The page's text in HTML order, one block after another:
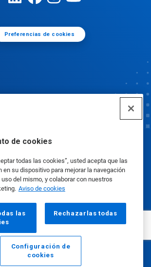
de cookies
todas las cookies”, usted acepta que las
en su dispositivo para mejorar la navegación
del mismo, y colaborar con nuestros
Aviso de cookies
las
Rechazarlas todas
Configuración de
cookies
Preferencias de cookies
Email Llamar
sobre seguridad|Política de
|Términos de uso